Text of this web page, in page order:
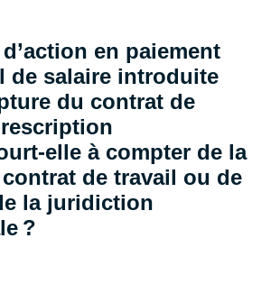
en paiement
de salaire introduite
du contrat de
elle à compter de la
de travail ou de
la juridiction
?